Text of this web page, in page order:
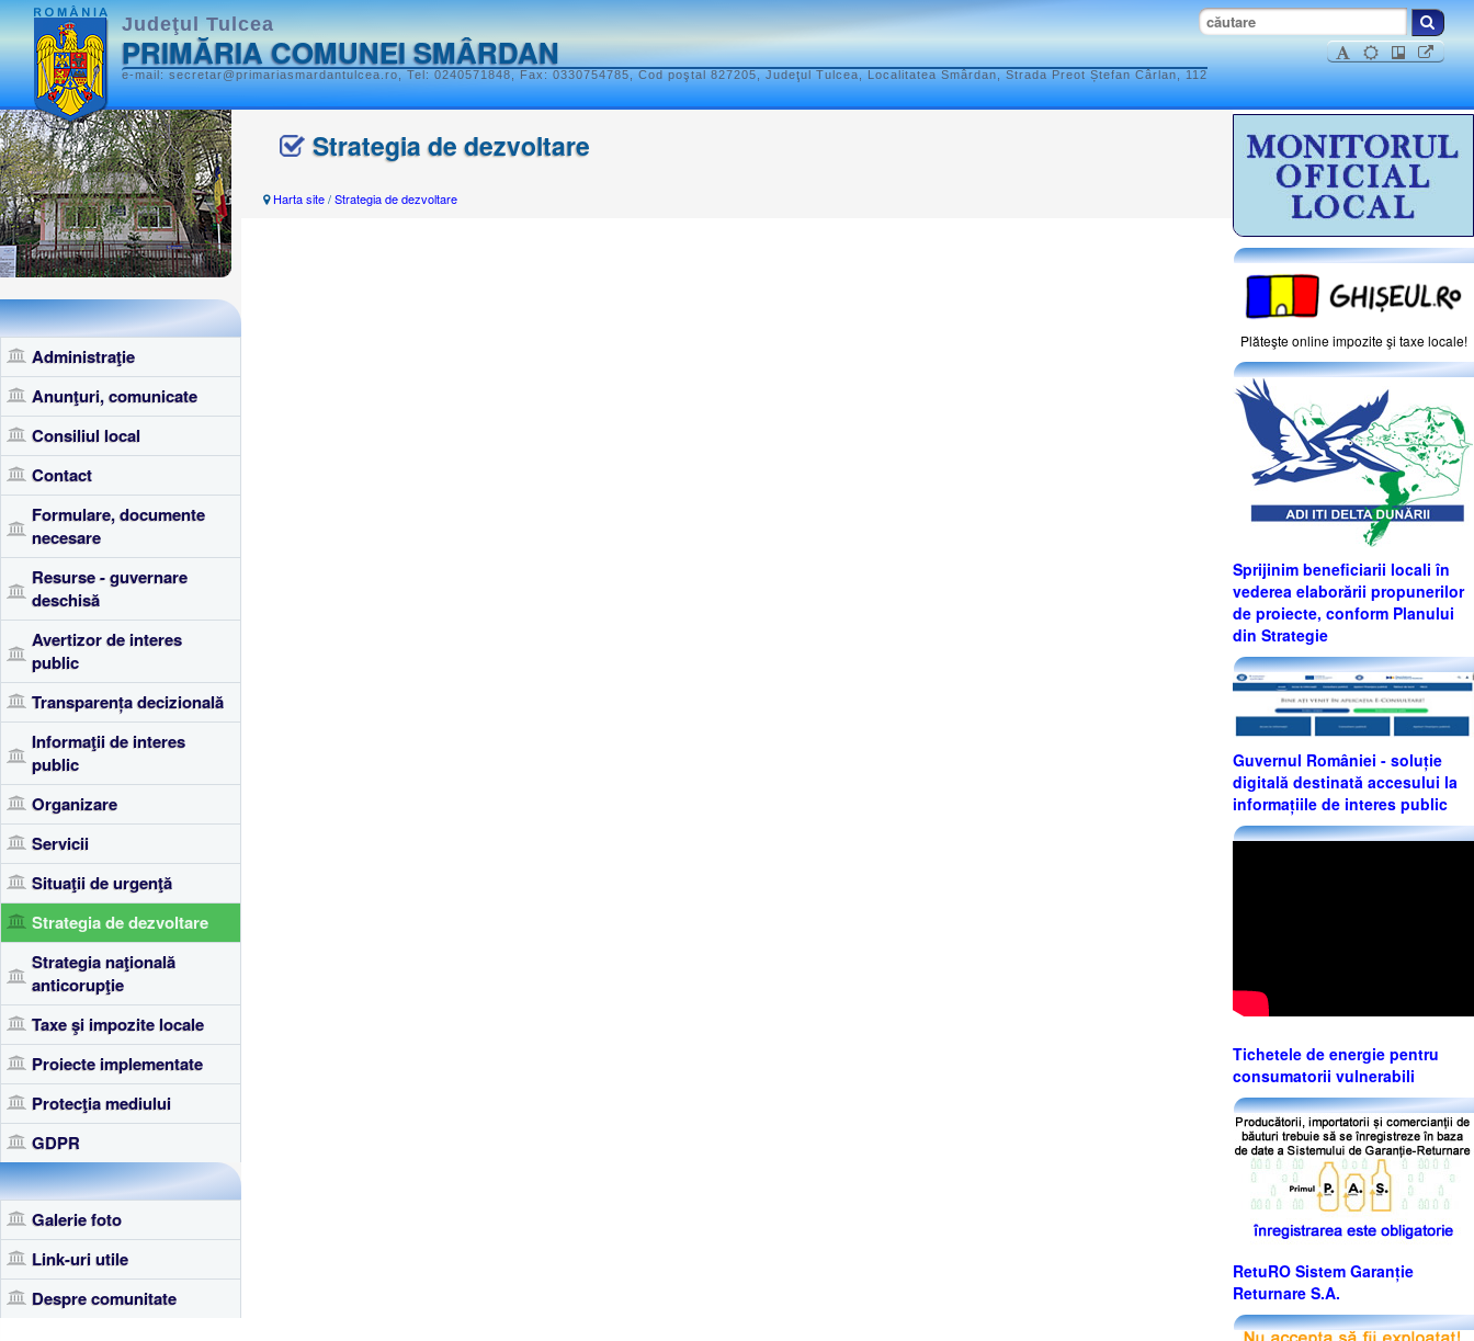
Judeţul Tulcea
PRIMĂRIA COMUNEI SMÂRDAN
e-mail: secretar@primariasmardantulcea.ro, Tel: 0240571848, Fax: 0330754785, Cod poştal 827205, Judeţul Tulcea, Localitatea Smârdan, Strada Preot Ștefan Cârlan, 112
Administraţie
Anunţuri, comunicate
Consiliul local
Contact
Formulare, documente
necesare
Resurse - guvernare
deschisă
Avertizor de interes
public
Transparența decizională
Informaţii de interes
public
Organizare
Servicii
Situaţii de urgenţă
Strategia de dezvoltare
Strategia naţională
anticorupţie
Taxe şi impozite locale
Proiecte implementate
Protecţia mediului
GDPR
Galerie foto
Link-uri utile
Despre comunitate
Strategia de dezvoltare
Harta site/Strategia de dezvoltare
Plăteşte online impozite şi taxe locale!
Sprijinim beneficiarii locali în
vederea elaborării propunerilor
de proiecte, conform Planului
din Strategie
Guvernul României - soluție
digitală destinată accesului la
informațiile de interes public
Tichetele de energie pentru
consumatorii vulnerabili
RetuRO Sistem Garanție
Returnare S.A.